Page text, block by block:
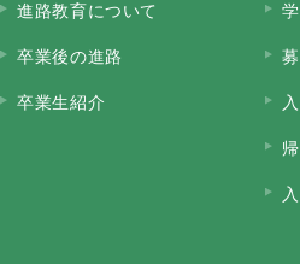
進路教育について
卒業後の進路
卒業生紹介